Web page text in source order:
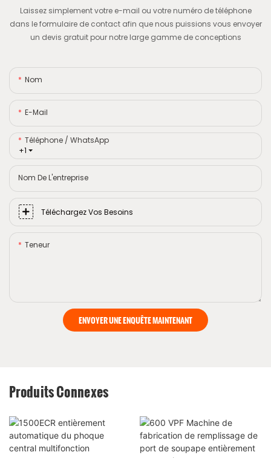
Laissez simplement votre e-mail ou votre numéro de téléphone
dans le formulaire de contact afin que nous puissions vous envoyer
un devis gratuit pour notre large gamme de conceptions
Nom
E-Mail
+1
Téléphone / WhatsApp
Nom De L'entreprise
Téléchargez Vos Besoins
Teneur
ENVOYER UNE ENQUÊTE MAINTENANT
Produits Connexes